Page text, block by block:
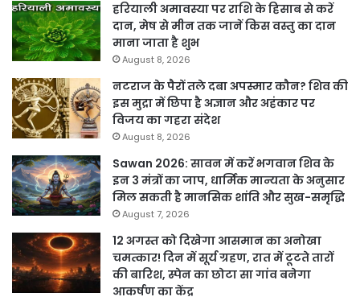
हरियाली अमावस्या पर राशि के हिसाब से करें
दान, मेष से मीन तक जानें किस वस्तु का दान
माना जाता है शुभ
August 8, 2026
नटराज के पैरों तले दबा अपस्मार कौन? शिव की
इस मुद्रा में छिपा है अज्ञान और अहंकार पर
विजय का गहरा संदेश
August 8, 2026
Sawan 2026: सावन में करें भगवान शिव के
इन 3 मंत्रों का जाप, धार्मिक मान्यता के अनुसार
मिल सकती है मानसिक शांति और सुख-समृद्धि
August 7, 2026
12 अगस्त को दिखेगा आसमान का अनोखा
चमत्कार! दिन में सूर्य ग्रहण, रात में टूटते तारों
की बारिश, स्पेन का छोटा सा गांव बनेगा
आकर्षण का केंद्र